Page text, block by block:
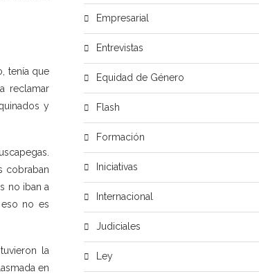
tenía que
reclamar
y
cobraban
no iban a
no es
la
en
Empresarial
Entrevistas
Equidad de Género
Flash
Formación
Iniciativas
Internacional
Judiciales
Ley